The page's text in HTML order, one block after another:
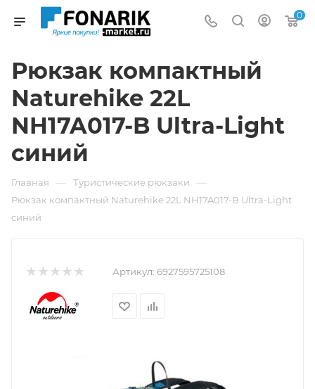
0
Рюкзак компактный
Naturehike 22L
NH17A017-B Ultra-Light
синий
Главная — Туристические рюкзаки —
Рюкзак компактный Naturehike 22L NH17A017-B Ultra-Light
синий
Артикул: 6927595725108